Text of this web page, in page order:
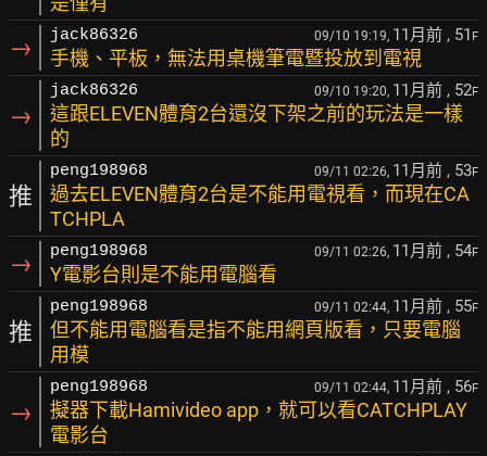
→ jack86326 09/10 19:19, 11月前 , 51 F
手機、平板，無法用桌機筆電暨投放到電視
→
jack86326 09/10 19:20, 11月前 , 52F
這跟ELEVEN體育2台還沒下架之前的玩法是一樣
的
推
peng198968 09/11 02:26, 11月前 , 53F
過去ELEVEN體育2台是不能用電視看，而現在CA
TCHPLA
→ peng198968 09/11 02:26, 11月前 , 54F
Y電影台則是不能用電腦看
推
peng198968 09/11 02:44, 11月前 , 55F
但不能用電腦看是指不能用網頁版看，只要電腦
用模
→
peng198968 09/11 02:44, 11月前 , 56F
擬器下載Hamivideo app，就可以看CATCHPLAY
電影台